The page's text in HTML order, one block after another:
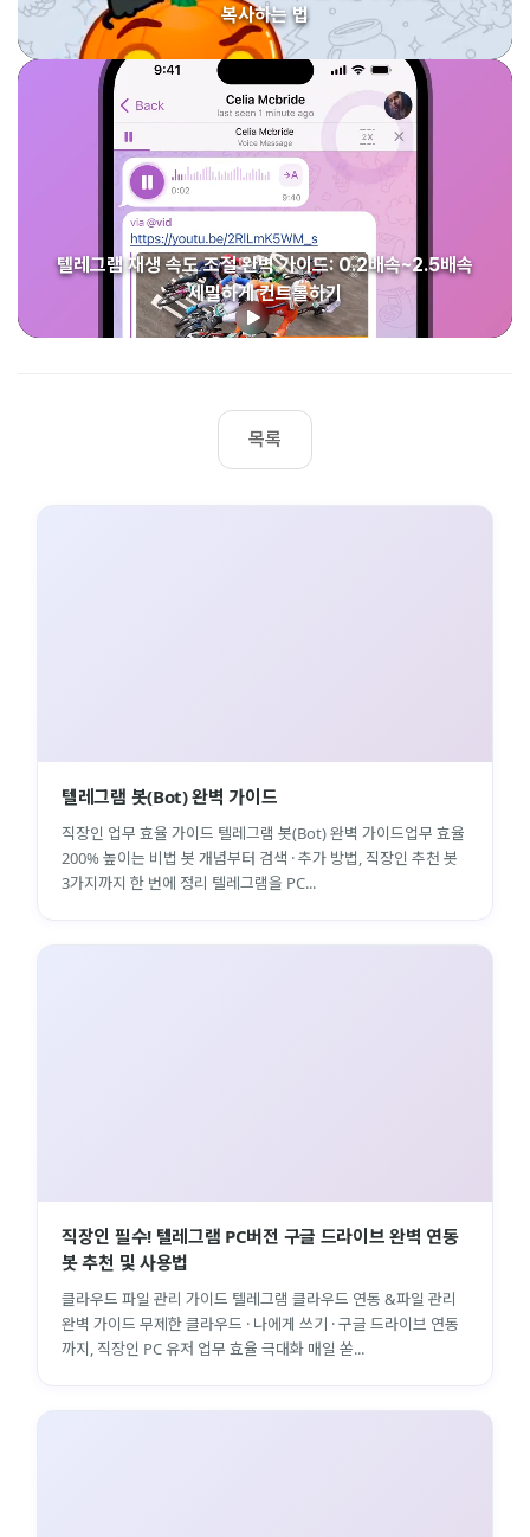
복사하는 법
텔레그램 재생 속도 조절 완벽 가이드: 0.2배속~2.5배속
세밀하게 컨트롤하기
목록
텔레그램 봇(Bot) 완벽 가이드
직장인 업무 효율 가이드 텔레그램 봇(Bot) 완벽 가이드업무 효율
200% 높이는 비법 봇 개념부터 검색 · 추가 방법, 직장인 추천 봇
3가지까지 한 번에 정리 텔레그램을 PC...
직장인 필수! 텔레그램 PC버전 구글 드라이브 완벽 연동
봇 추천 및 사용법
클라우드 파일 관리 가이드 텔레그램 클라우드 연동 &파일 관리
완벽 가이드 무제한 클라우드 · 나에게 쓰기 · 구글 드라이브 연동
까지, 직장인 PC 유저 업무 효율 극대화 매일 쏟...